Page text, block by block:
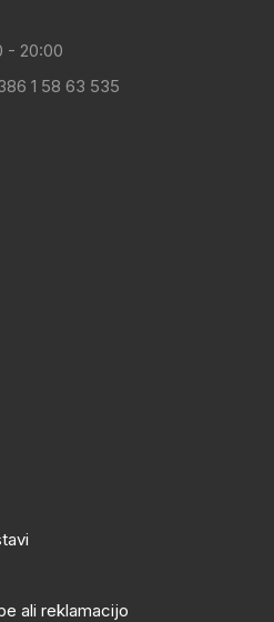
- 20:00
1 58 63 535
ali reklamacijo